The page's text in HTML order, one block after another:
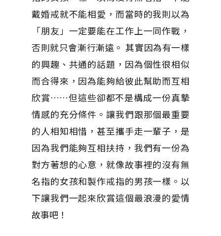
戴婚戒就不能相愛，而當時的我則以為
「朋友」一定要能在工作上一同作戰，
否則就只會漸行漸遠。 其實因為有一樣
的興趣、共通的話題，因為個性很相似
而合得來，因為能夠給彼此幫助而互相
欣賞……但這些卻都不是構成一份真摯
情感的充分條件。讓我們跟那個最重要
的人相知相惜，甚至攜手走一輩子，是
因為我們能夠互相扶持，我們有一份為
對方著想的心意，就像故事裡的沒有無
名指的女孩和製作戒指的男孩一樣。以
下讓我們一起來欣賞這個最浪漫的愛情
故事吧！